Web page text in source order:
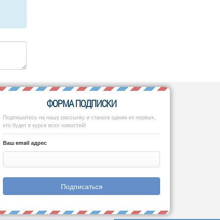
ФОРМА ПОДПИСКИ
Подпишитесь на нашу рассылку и станьте одним из первых,
кто будет в курсе всех новостей!
Ваш email адрес
Подписаться